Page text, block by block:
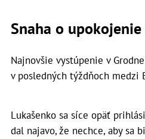
Snaha o
Najnovšie vystúpenie v
v posledných týždňoch medzi
Lukašenko sa síce opäť
dal najavo, že nechce, aby sa